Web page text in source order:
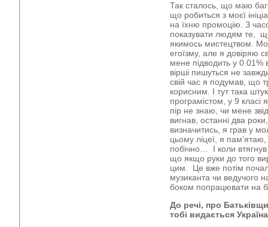
Так сталось, що маю
що робиться з моєї
на їхню промоцію. З
показувати людям те,
якимось мистецтвом.
егоїзму, але я довіряю
мене підводить у 0.01%
вірші пишуться не
свій час я подумав, що
корисним. І тут така
програмістом, у 9 класі
пір не знаю, чи мене
вигнав, останні два
визначитись, я грав у
цьому ліцеї, я
побічно… І коли
що якщо руки до того
цим. Це вже потім
музиканта чи ведучого
боком попрацювати на
До речі, про
тобі видається